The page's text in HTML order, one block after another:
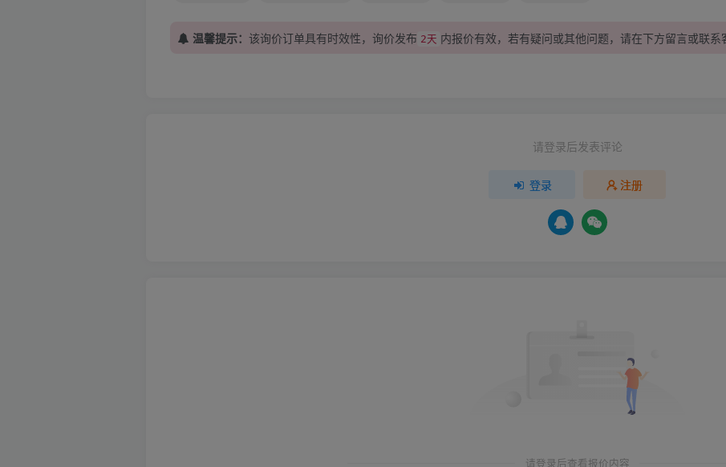
温馨提示： 该询价订单具有时效性，询价发布 2天 内报价有效，若有疑问或其他问题，请在下方留言或联系
请登录后发表评论
登录 注册
请登录后查看报价内容